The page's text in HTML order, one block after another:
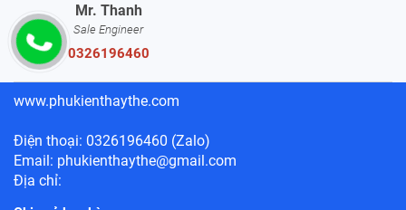
Mr. Thanh
Sale Engineer
0326196460
www.phukienthaythe.com
Điện thoại: 0326196460 (Zalo)
Email: phukienthaythe@gmail.com
Địa chỉ: